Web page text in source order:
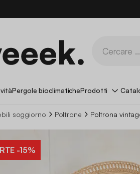
Pergole bioclimaticheProdotti
soggiorno Poltrone Poltrona
-15%